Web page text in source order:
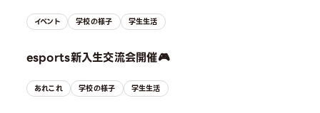
イベント 学校の様子 学生生活
esports新入生交流会開催🎮
あれこれ 学校の様子 学生生活